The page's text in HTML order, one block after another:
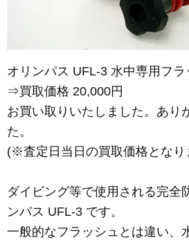
オリンパス UFL-3 水中専用フラ
⇒買取価格 20,000円
お買い取りいたしました。あり
た。
(※査定日当日の買取価格となり
ダイビング等で使用される完全
ンパス UFL-3 です。
一般的なフラッシュとは違い、